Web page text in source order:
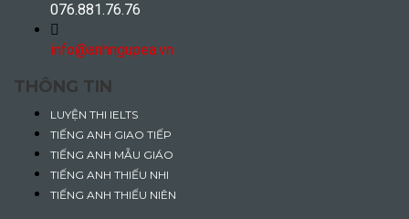
076.881.76.76
info@anhngupea.vn
THÔNG TIN
LUYỆN THI IELTS
TIẾNG ANH GIAO TIẾP
TIẾNG ANH MẪU GIÁO
TIẾNG ANH THIẾU NHI
TIẾNG ANH THIẾU NIÊN